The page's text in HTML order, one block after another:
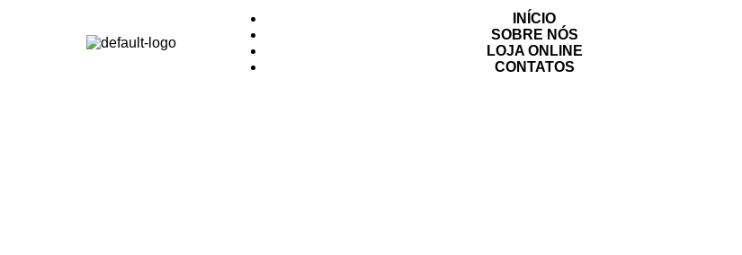
INÍCIO
SOBRE NÓS
LOJA ONLINE
CONTATOS